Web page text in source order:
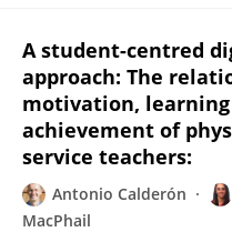
A student-centred
approach: The
motivation,
achievement of
service teachers:
Antonio Calderón
MacPhail